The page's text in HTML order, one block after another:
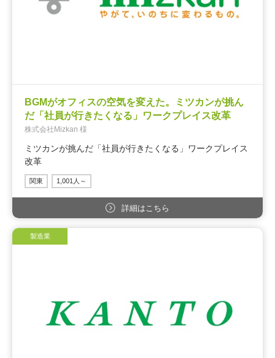
BGMがオフィスの空気を変えた。ミツカンが挑ん
だ「社員が行きたくなる」ワークプレイス改革
株式会社Mizkan 様
ミツカンが挑んだ「社員が行きたくなる」ワークプレイス
改革
関東 1,001人～
詳細はこちら
製造業